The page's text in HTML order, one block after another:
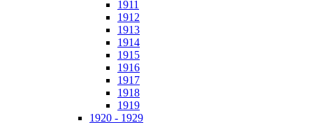
1911
1912
1913
1914
1915
1916
1917
1918
1919
1920 - 1929